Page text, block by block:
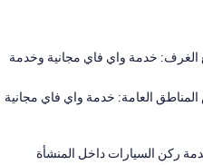
الغرف: خدمة واي فاي مجانية وخدمة
العامة: خدمة واي فاي مجانية
ركن السيارات داخل المنشأة